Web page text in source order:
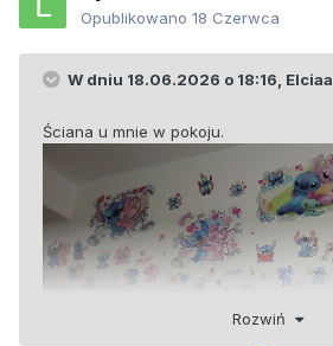
Opublikowano 18 Czerwca
W dniu 18.06.2026 o 18:16, Elciaa
Ściana u mnie w pokoju.
Rozwiń